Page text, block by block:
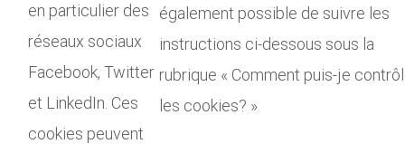
en particulier des
réseaux sociaux
Facebook, Twitter
et LinkedIn. Ces
cookies peuvent
également possible de suivre les
instructions ci-dessous sous la
rubrique « Comment puis-je
les cookies? »